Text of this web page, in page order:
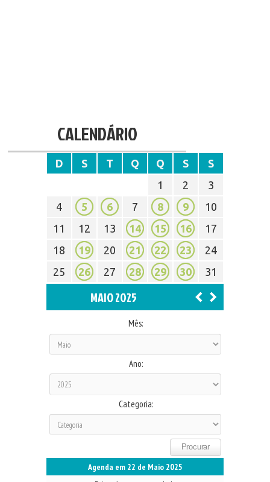
CALENDÁRIO
D S T Q Q S
S
1
2
3
4
5 6 7 8 9
10
11
12 13 14 15 16
17
18
19 20 21 22 23
24
25
26 27 28 29 30 31
MAIO 2025
Mês:
Ano:
Categoria:
Agenda em 22 de Maio 2025